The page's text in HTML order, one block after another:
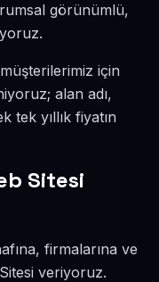
görünümlü,
için
alan adı,
tek yıllık fiyatın
Sitesi
firmalarına ve
veriyoruz.